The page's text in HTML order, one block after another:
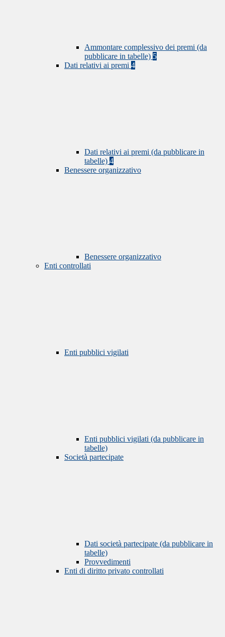
Ammontare complessivo dei premi (da
pubblicare in tabelle) 5
Dati relativi ai premi 4
Dati relativi ai premi (da pubblicare in
tabelle) 4
Benessere organizzativo
Benessere organizzativo
Enti controllati
Enti pubblici vigilati
Enti pubblici vigilati (da pubblicare in
tabelle)
Società partecipate
Dati società partecipate (da pubblicare in
tabelle)
Provvedimenti
Enti di diritto privato controllati